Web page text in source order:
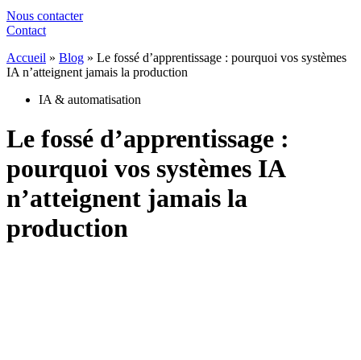
Nous contacter
Contact
Accueil » Blog » Le fossé d’apprentissage : pourquoi vos systèmes
IA n’atteignent jamais la production
IA & automatisation
Le fossé d’apprentissage :
pourquoi vos systèmes IA
n’atteignent jamais la
production